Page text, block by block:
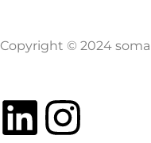
Copyright © 2024